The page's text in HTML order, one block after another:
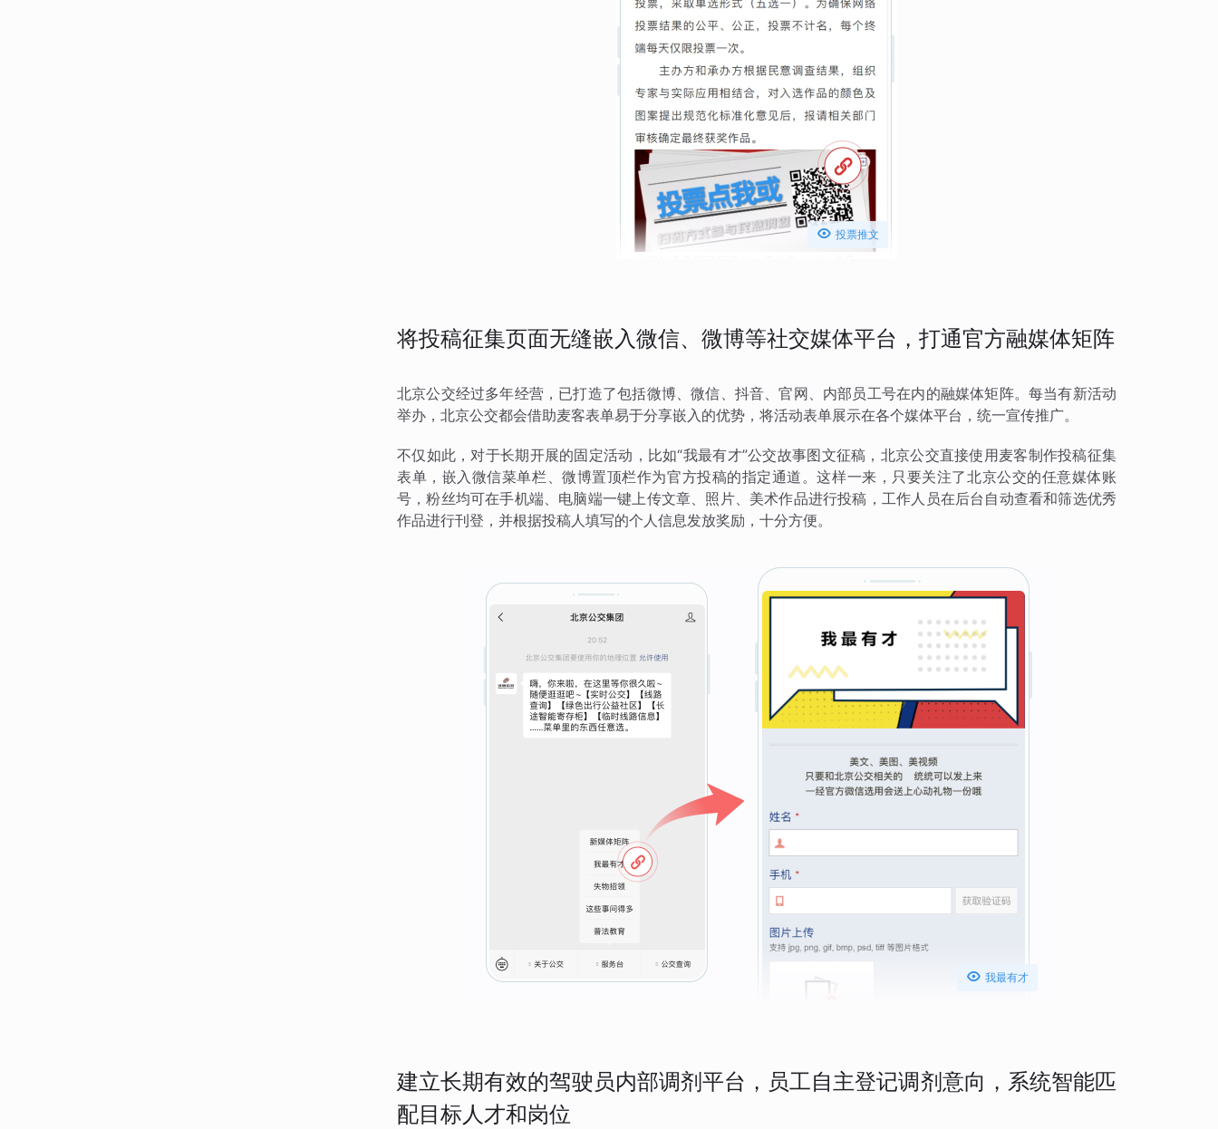
 投票推文
将投稿征集页面无缝嵌入微信、微博等社交媒体平台，打通官方融媒体矩阵
北京公交经过多年经营，已打造了包括微博、微信、抖音、官网、内部员工号在内的融媒体矩阵。每当有新活动
举办，北京公交都会借助麦客表单易于分享嵌入的优势，将活动表单展示在各个媒体平台，统一宣传推广。
不仅如此，对于长期开展的固定活动，比如“我最有才”公交故事图文征稿，北京公交直接使用麦客制作投稿征集
表单，嵌入微信菜单栏、微博置顶栏作为官方投稿的指定通道。这样一来，只要关注了北京公交的任意媒体账
号，粉丝均可在手机端、电脑端一键上传文章、照片、美术作品进行投稿，工作人员在后台自动查看和筛选优秀
作品进行刊登，并根据投稿人填写的个人信息发放奖励，十分方便。
 我最有才
建立长期有效的驾驶员内部调剂平台，员工自主登记调剂意向，系统智能匹
配目标人才和岗位